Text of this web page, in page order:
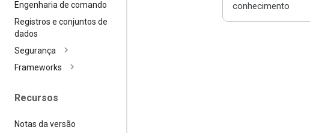
Engenharia de comando
Registros e conjuntos de
dados
Segurança
Frameworks
Recursos
Notas da versão
conhecimento